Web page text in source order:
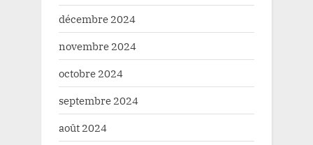
décembre 2024
novembre 2024
octobre 2024
septembre 2024
août 2024